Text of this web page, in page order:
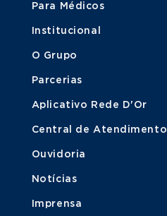
Para Médicos
Institucional
O Grupo
Parcerias
Aplicativo Rede D'Or
Central de Atendimento
Ouvidoria
Notícias
Imprensa